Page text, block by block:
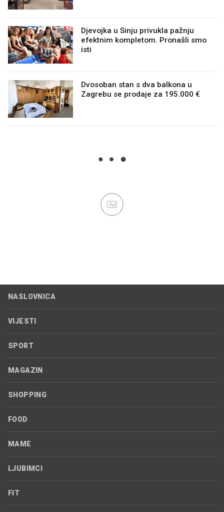
Djevojka u Sinju privukla pažnju
efektnim kompletom. Pronašli smo
isti
Dvosoban stan s dva balkona u
Zagrebu se prodaje za 195.000 €
Ad
NASLOVNICA
VIJESTI
SPORT
MAGAZIN
SHOPPING
FOOD
MAME
LJUBIMCI
FIT